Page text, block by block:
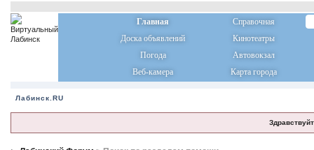
Главная
Справочная
Доска объявлений
Кинотеатры
Погода
Автовокзал
Веб-камера
Карта города
Лабинск.RU